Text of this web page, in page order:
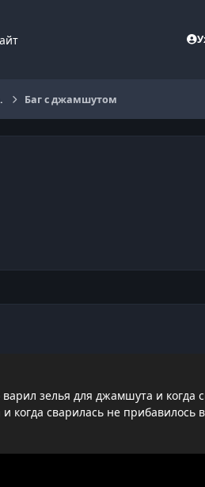
Баг с джамшутом
зелья для джамшута и
когда сварилась не